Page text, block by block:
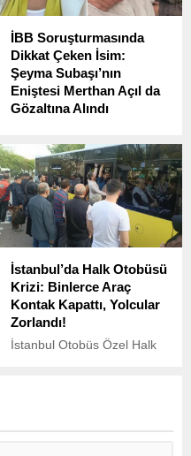
İBB Soruşturmasında
Dikkat Çeken İsim:
Şeyma Subaşı’nın
Eniştesi Merthan Açıl da
Gözaltına Alındı
Belediye Başkanı Ekrem
İmamoğlu ve 100’den fazla
kişi, bu sabah
gerçekleştirilen şafak
operasyonuyla gözaltına
alındı. Gözaltı listesinde
insanlarının yanı sıra, Acun
Ilıcalı’nın eski eşi Şeyma
Subaşı’nın kız kardeşi
Kübra Subaşı ile evli olan
Merthan Açıl’ın da yer aldığı
İstanbul’da Halk Otobüsü
Krizi: Binlerce Araç
Kontak Kapattı, Yolcular
Zorlandı!
İstanbul Otobüs Özel Halk
sözleşmeye rağmen